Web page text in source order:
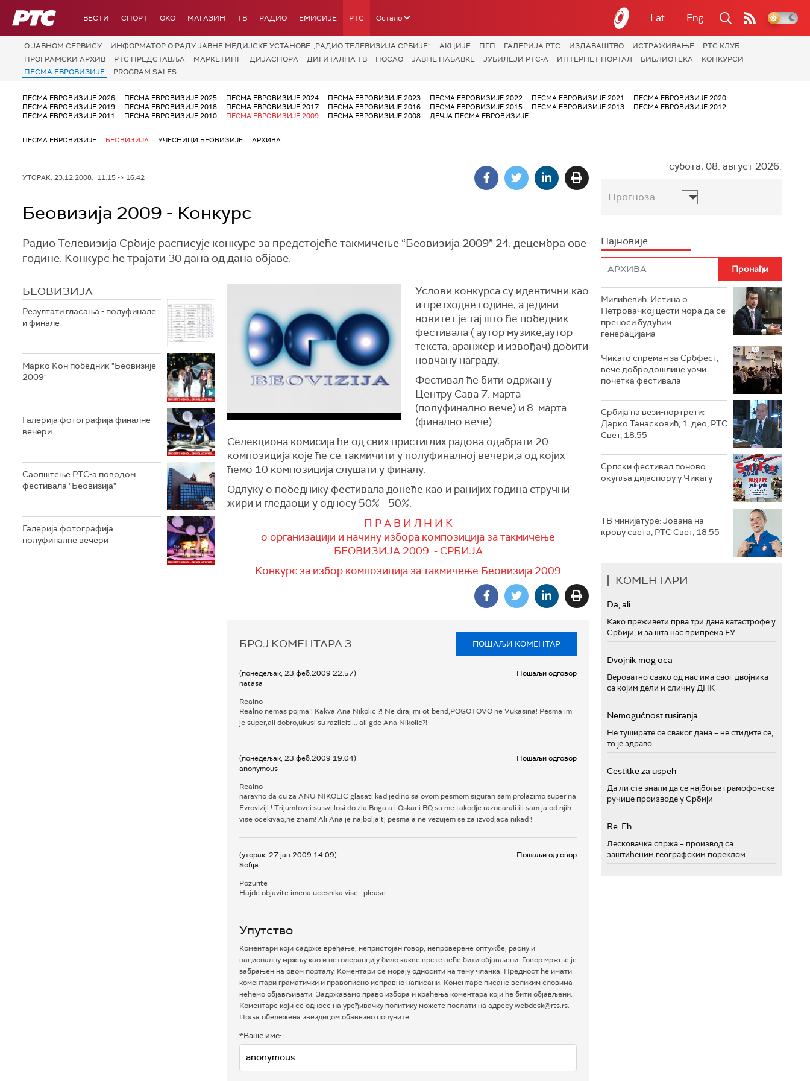
РТС ВЕСТИ СПОРТ OKO МАГАЗИН ТВ РАДИО ЕМИСИЈЕ РТС Остало Lat Eng
О JАВНОМ СЕРВИСУ ИНФОРМАТОР О РАДУ ЈАВНЕ МЕДИЈСКЕ УСТАНОВЕ „РАДИО-ТЕЛЕВИЗИЈА СРБИЈЕ“ АКЦИЈЕ ПГП ГАЛЕРИЈА РТС ИЗДАВАШТВО ИСТРАЖИВАЊЕ
РТС КЛУБ
ПРОГРАМСКИ АРХИВ
РТС ПРЕДСТАВЉА МАРКЕТИНГ ДИЈАСПОРА ДИГИТАЛНА ТВ ПОСАО ЈАВНЕ НАБАВКЕ ЈУБИЛЕЈИ РТС-А ИНТЕРНЕТ ПОРТАЛ БИБЛИОТЕКА
КОНКУРСИ
ПЕСМА ЕВРОВИЗИЈЕ
PROGRAM SALES
ПЕСМА ЕВРОВИЗИЈЕ 2026 ПЕСМА ЕВРОВИЗИЈЕ 2025 ПЕСМА ЕВРОВИЗИЈЕ 2024 ПЕСМА ЕВРОВИЗИЈЕ 2023 ПЕСМА ЕВРОВИЗИЈЕ 2022 ПЕСМА ЕВРОВИЗИЈЕ 2021
ПЕСМА ЕВРОВИЗИЈЕ 2020
ПЕСМА ЕВРОВИЗИЈЕ 2019
ПЕСМА ЕВРОВИЗИЈЕ 2018 ПЕСМА ЕВРОВИЗИЈЕ 2017 ПЕСМА ЕВРОВИЗИЈЕ 2016 ПЕСМА ЕВРОВИЗИЈЕ 2015 ПЕСМА ЕВРОВИЗИЈЕ 2013
ПЕСМА ЕВРОВИЗИЈЕ 2012
ПЕСМА ЕВРОВИЗИЈЕ 2011
ПЕСМА ЕВРОВИЗИЈЕ 2010 ПЕСМА ЕВРОВИЗИЈЕ 2009 ПЕСМА ЕВРОВИЗИЈЕ 2008 ДЕЧЈА ПЕСМА ЕВРОВИЗИЈЕ
ПЕСМА ЕВРОВИЗИЈЕ БЕОВИЗИЈА УЧЕСНИЦИ БЕОВИЗИЈЕ АРХИВА
УТОРАК, 23.12.2008, 11:15 -> 16:42
Беовизија 2009 - Конкурс
Радио Телевизија Србије расписује конкурс за предстојеће такмичење “Беовизија 2009” 24. децембра ове
године. Конкурс ће трајати 30 дана од дана објаве.
БЕОВИЗИЈА
Резултати гласања - полуфинале
и финале
Марко Кон победник "Беовизије
2009"
Галерија фотографија финалне
вечери
Саопштење РТС-а поводом
фестивала "Беовизија"
Галерија фотографија
полуфиналне вечери
Услови конкурса су идентични као
и претходне године, а једини
новитет је тај што ће победник
фестивала ( аутор музике,аутор
текста, аранжер и извођач) добити
новчану награду.
Фестивал ће бити одржан у
Центру Сава 7. марта
(полуфинално вече) и 8. марта
(финално вече).
Селекциона комисија ће од свих пристиглих радова одабрати 20
композиција које ће се такмичити у полуфиналној вечери,а од којих
ћемо 10 композиција слушати у финалу.
Одлуку о победнику фестивала донеће као и ранијих година стручни
жири и гледаоци у односу 50% - 50%.
П Р А В И Л Н И К
о организацији и начину избора композиција за такмичење
БЕОВИЗИЈА 2009. - СРБИЈА
Конкурс за избор композиција за такмичење Беовизија 2009
БРОЈ КОМЕНТАРА 3 ПОШАЉИ КОМЕНТАР
(понедељак, 23.феб.2009 22:57)
natasa
Пошаљи одговор
Realno
Realno nemas pojma ! Kakva Ana Nikolic ?! Ne diraj mi ot bend,POGOTOVO ne Vukasina! Pesma im
je super,ali dobro,ukusi su razliciti... ali gde Ana Nikolic?!
(понедељак, 23.феб.2009 19:04)
anonymous
Пошаљи одговор
Realno
naravno da cu za ANU NIKOLIC glasati kad jedino sa ovom pesmom siguran sam prolazimo super na
Evroviziji ! Trijumfovci su svi losi do zla Boga a i Oskar i BQ su me takodje razocarali ili sam ja od njih
vise ocekivao,ne znam! Ali Ana je najbolja tj pesma a ne vezujem se za izvodjaca nikad !
(уторак, 27.јан.2009 14:09)
Sofija
Пошаљи одговор
Pozurite
Hajde objavite imena ucesnika vise...please
Упутство
Коментари који садрже вређање, непристојан говор, непроверене оптужбе, расну и
националну мржњу као и нетолеранцију било какве врсте неће бити објављени. Говор мржње је
забрањен на овом порталу. Коментари се морају односити на тему чланка. Предност ће имати
коментари граматички и правописно исправно написани. Коментаре писане великим словима
нећемо објављивати. Задржавамо право избора и краћења коментара који ће бити објављени.
Коментаре који се односе на уређивачку политику можете послати на адресу webdesk@rts.rs.
Поља обележена звездицом обавезно попуните.
*Ваше име:
субота, 08. август 2026.
Прогноза
Најновије
Милићевић: Истина о
Петровачкој цести мора да се
преноси будућим
генерацијама
Чикаго спреман за Србфест,
вече добродошлице уочи
почетка фестивала
Србија на вези-портрети:
Дарко Танасковић, 1. део, РТС
Свет, 18.55
Српски фестивал поново
окупља дијаспору у Чикагу
ТВ минијатуре: Јована на
крову света, РТС Свет, 18.55
КОМЕНТАРИ
Da, ali...
Како преживети прва три дана катастрофе у
Србији, и за шта нас припрема ЕУ
Dvojnik mog oca
Вероватно свако од нас има свог двојника
са којим дели и сличну ДНК
Nemogućnost tusiranja
Не туширате се сваког дана – не стидите се,
то је здраво
Cestitke za uspeh
Да ли сте знали да се најбоље грамофонске
ручице производе у Србији
Re: Eh...
Лесковачка спржа – производ са
заштићеним географским пореклом